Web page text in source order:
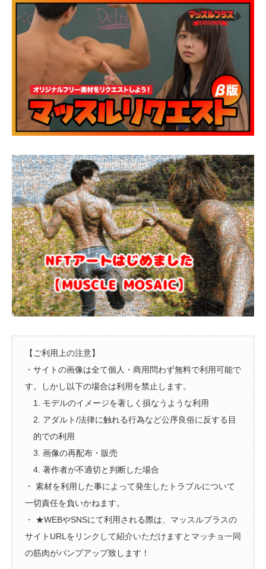
【ご利用上の注意】
・サイトの画像は全て個人・商用問わず無料で利用可能で
す。しかし以下の場合は利用を禁止します。
1. モデルのイメージを著しく損なうような利用
2. アダルト/法律に触れる行為など公序良俗に反する目
的での利用
3. 画像の再配布・販売
4. 著作者が不適切と判断した場合
・ 素材を利用した事によって発生したトラブルについて
一切責任を負いかねます。
・ ★WEBやSNSにて利用される際は、マッスルプラスの
サイトURLをリンクして紹介いただけますとマッチョ一同
の筋肉がパンプアップ致します！